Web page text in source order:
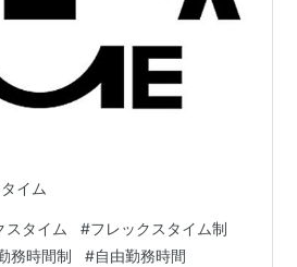
イム
スタイム #フレックスタイム制
務時間制 #自由勤務時間